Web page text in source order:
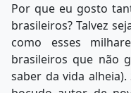
Por que eu gosto
brasileiros? Talvez
como esses
brasileiros que não
saber da vida